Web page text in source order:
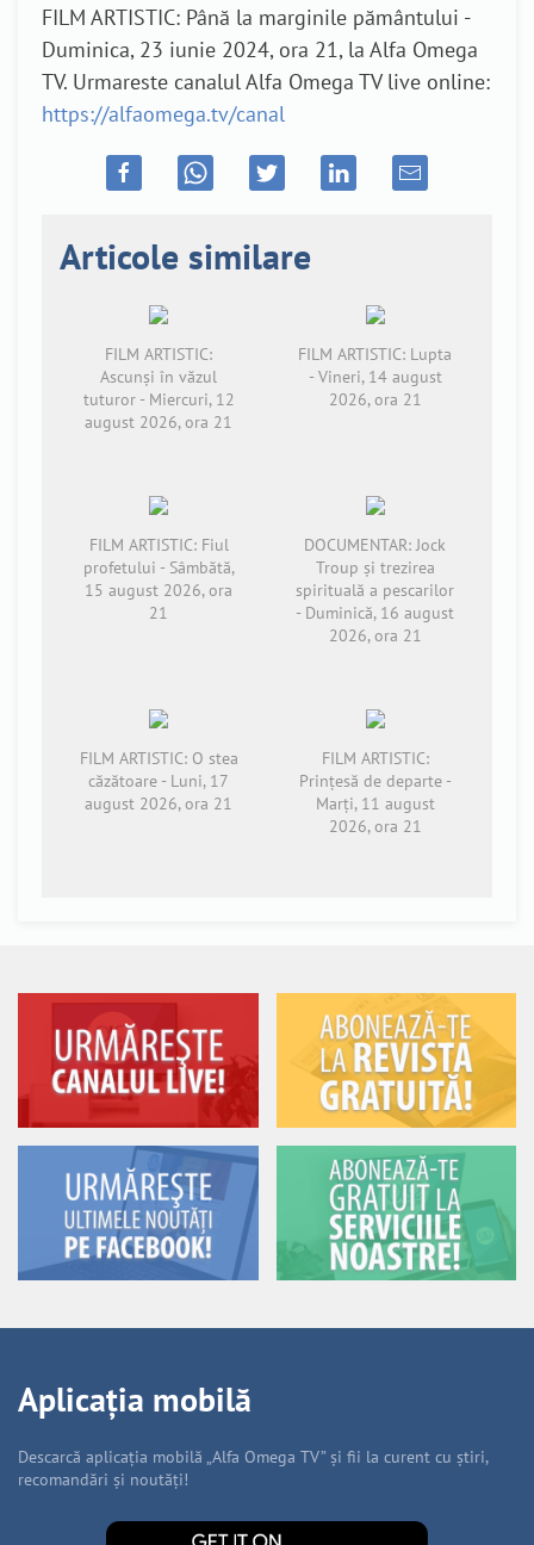
FILM ARTISTIC: Până la marginile pământului -
Duminica, 23 iunie 2024, ora 21, la Alfa Omega
TV. Urmareste canalul Alfa Omega TV live online:
https://alfaomega.tv/canal
Articole similare
FILM ARTISTIC:
Ascunși în văzul
tuturor - Miercuri, 12
august 2026, ora 21
FILM ARTISTIC: Lupta
- Vineri, 14 august
2026, ora 21
FILM ARTISTIC: Fiul
profetului - Sâmbătă,
15 august 2026, ora
21
DOCUMENTAR: Jock
Troup și trezirea
spirituală a pescarilor
- Duminică, 16 august
2026, ora 21
FILM ARTISTIC: O stea
căzătoare - Luni, 17
august 2026, ora 21
FILM ARTISTIC:
Prințesă de departe -
Marți, 11 august
2026, ora 21
Aplicația mobilă
Descarcă aplicația mobilă „Alfa Omega TV” și fii la curent cu știri,
recomandări și noutăți!